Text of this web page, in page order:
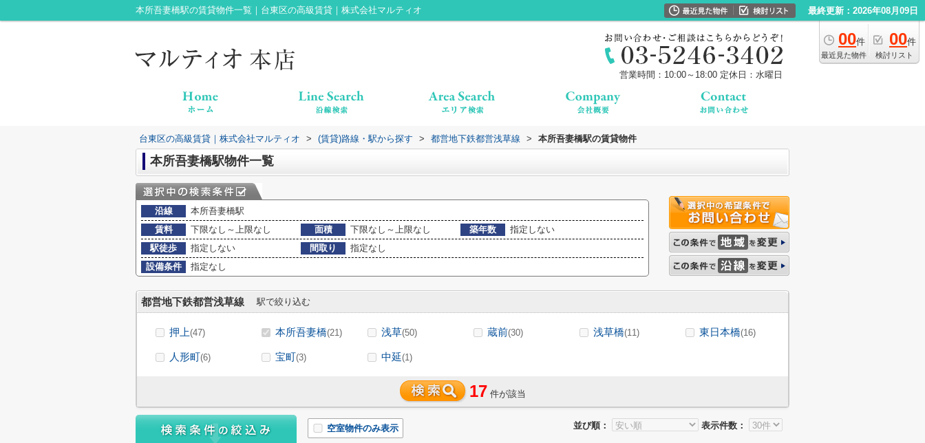
本所吾妻橋駅の賃貸物件一覧｜台東区の高級賃貸｜株式会社マルティオ 最終更新：2026年08月09日
00件
最近見た物件
00件
検討リスト
営業時間：10:00～18:00 定休日：水曜日
台東区の高級賃貸｜株式会社マルティオ > (賃貸)路線・駅から探す > 都営地下鉄都営浅草線 > 本所吾妻橋駅の賃貸物件
本所吾妻橋駅物件一覧
沿線
本所吾妻橋駅
賃料
下限なし～上限なし 面積 下限なし～上限なし 築年数
指定しない
駅徒歩
指定しない 間取り
指定なし
設備条件
指定なし
都営地下鉄都営浅草線 駅で絞り込む
押上(47) 本所吾妻橋(21) 浅草(50) 蔵前(30) 浅草橋(11) 東日本橋(16)
人形町(6) 宝町(3) 中延(1)
17 件が該当
並び順： 表示件数：
空室物件のみ表示